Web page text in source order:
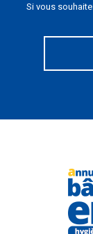
Si vous